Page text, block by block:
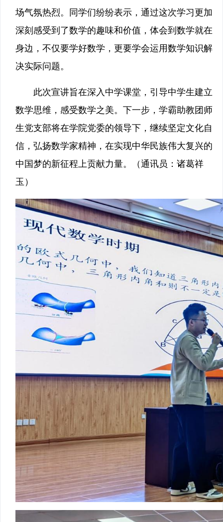
场气氛热烈。同学们纷纷表示，通过这次学习更加
深刻感受到了数学的趣味和价值，体会到数学就在
身边，不仅要学好数学，更要学会运用数学知识解
决实际问题。
此次宣讲旨在深入中学课堂，引导中学生建立
数学思维，感受数学之美。下一步，学霸助教团师
生党支部将在学院党委的领导下，继续坚定文化自
信，弘扬数学家精神，在实现中华民族伟大复兴的
中国梦的新征程上贡献力量。（通讯员：诸葛祥
玉）